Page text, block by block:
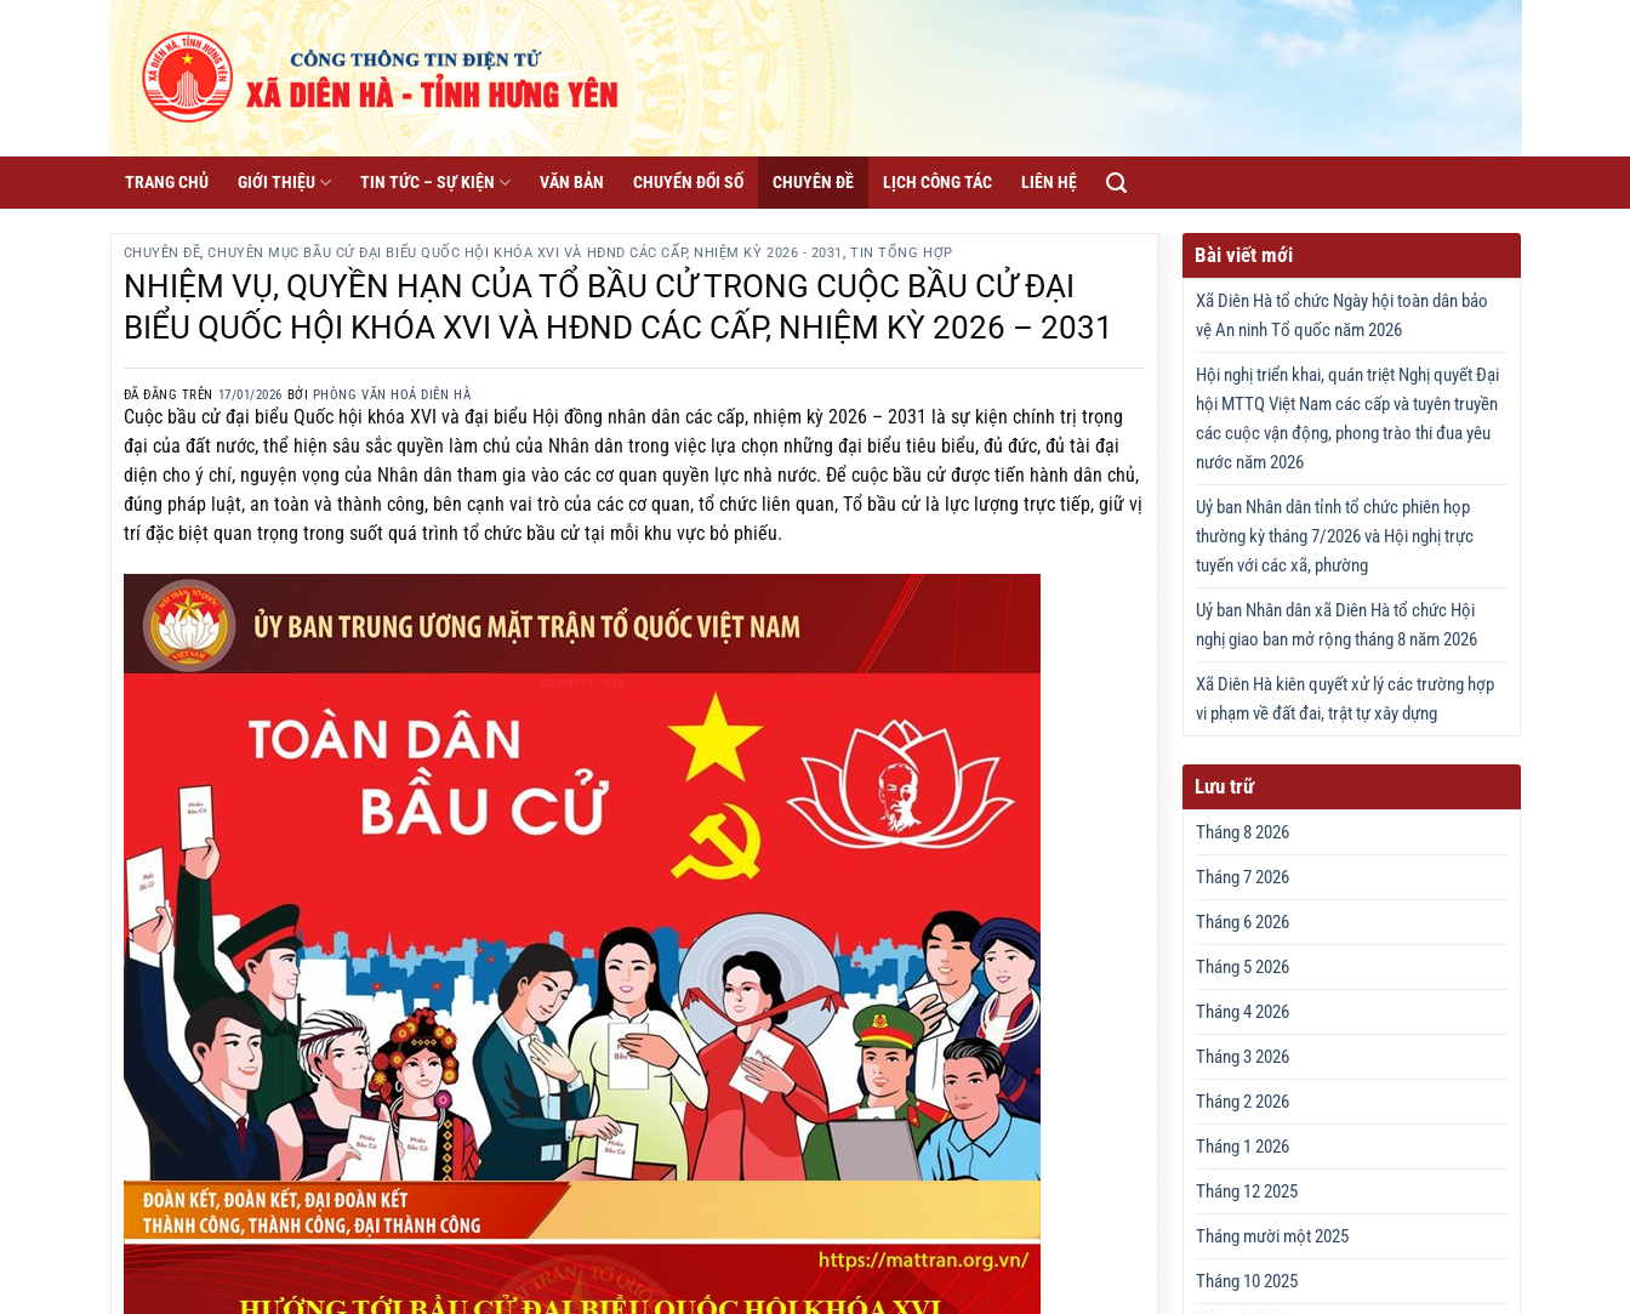
TRANG CHỦ GIỚI THIỆU TIN TỨC – SỰ KIỆN VĂN BẢN CHUYỂN ĐỔI SỐ CHUYÊN ĐỀ LỊCH CÔNG TÁC LIÊN HỆ
CHUYÊN ĐỀ,CHUYÊN MỤC BẦU CỬ ĐẠI BIỂU QUỐC HỘI KHÓA XVI VÀ HĐND CÁC CẤP, NHIỆM KỲ 2026 - 2031,TIN TỔNG HỢP
NHIỆM VỤ, QUYỀN HẠN CỦA TỔ BẦU CỬ TRONG CUỘC BẦU CỬ ĐẠI
BIỂU QUỐC HỘI KHÓA XVI VÀ HĐND CÁC CẤP, NHIỆM KỲ 2026 – 2031
ĐÃ ĐĂNG TRÊN 17/01/2026 BỞI PHÒNG VĂN HOÁ DIÊN HÀ
Cuộc bầu cử đại biểu Quốc hội khóa XVI và đại biểu Hội đồng nhân dân các cấp, nhiệm kỳ 2026 – 2031 là sự kiện chính trị trọng
đại của đất nước, thể hiện sâu sắc quyền làm chủ của Nhân dân trong việc lựa chọn những đại biểu tiêu biểu, đủ đức, đủ tài đại
diện cho ý chí, nguyện vọng của Nhân dân tham gia vào các cơ quan quyền lực nhà nước. Để cuộc bầu cử được tiến hành dân chủ,
đúng pháp luật, an toàn và thành công, bên cạnh vai trò của các cơ quan, tổ chức liên quan, Tổ bầu cử là lực lượng trực tiếp, giữ vị
trí đặc biệt quan trọng trong suốt quá trình tổ chức bầu cử tại mỗi khu vực bỏ phiếu.
Bài viết mới
Xã Diên Hà tổ chức Ngày hội toàn dân bảo
vệ An ninh Tổ quốc năm 2026
Hội nghị triển khai, quán triệt Nghị quyết Đại
hội MTTQ Việt Nam các cấp và tuyên truyền
các cuộc vận động, phong trào thi đua yêu
nước năm 2026
Uỷ ban Nhân dân tỉnh tổ chức phiên họp
thường kỳ tháng 7/2026 và Hội nghị trực
tuyến với các xã, phường
Uỷ ban Nhân dân xã Diên Hà tổ chức Hội
nghị giao ban mở rộng tháng 8 năm 2026
Xã Diên Hà kiên quyết xử lý các trường hợp
vi phạm về đất đai, trật tự xây dựng
Lưu trữ
Tháng 8 2026
Tháng 7 2026
Tháng 6 2026
Tháng 5 2026
Tháng 4 2026
Tháng 3 2026
Tháng 2 2026
Tháng 1 2026
Tháng 12 2025
Tháng mười một 2025
Tháng 10 2025